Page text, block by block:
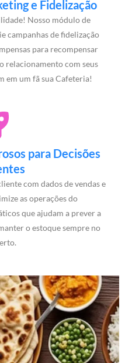
e Fidelização
Nosso módulo de
campanhas de fidelização
para recompensar
relacionamento com seus
em um fã sua Cafeteria!
para Decisões
com dados de vendas e
as operações do
que ajudam a prever a
o estoque sempre no